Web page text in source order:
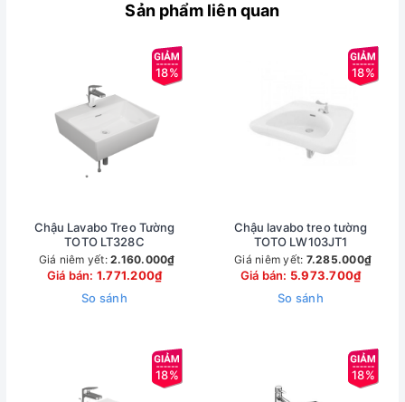
Sản phẩm liên quan
18%
Chậu Lavabo Treo Tường
TOTO LT328C
Giá niêm yết: 2.160.000₫
Giá bán: 1.771.200₫
So sánh
18%
Chậu lavabo treo tường
TOTO LW103JT1
Giá niêm yết: 7.285.000₫
Giá bán: 5.973.700₫
So sánh
18% 18%